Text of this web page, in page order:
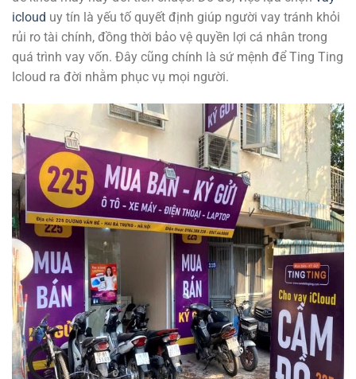
icloud uy tín là yếu tố quyết định giúp người vay tránh khỏi
rủi ro tài chính, đồng thời bảo vệ quyền lợi cá nhân trong
quá trình vay vốn. Đây cũng chính là sứ mệnh để Ting Ting
Icloud ra đời nhằm phục vụ mọi người.